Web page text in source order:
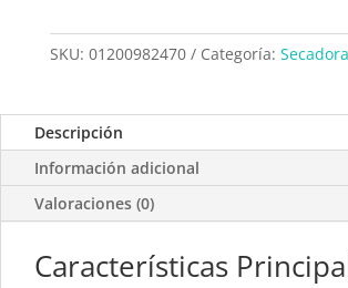
SKU: 01200982470 Categoría:
Descripción
Información adicional
Valoraciones (0)
Características